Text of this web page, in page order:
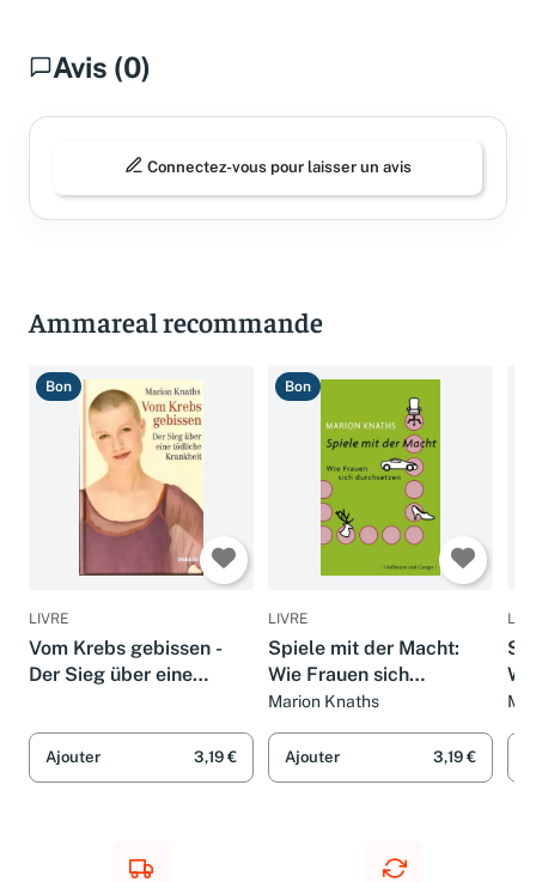
Avis (0)
Connectez-vous pour laisser un avis
Ammareal recommande
Bon
LIVRE
Vom Krebs gebissen -
Der Sieg über eine
Ajouter 3,19 €
Bon
LIVRE
Spiele mit der Macht:
Wie Frauen sich
durchsetzen
Marion Knaths
Ajouter 3,19 €